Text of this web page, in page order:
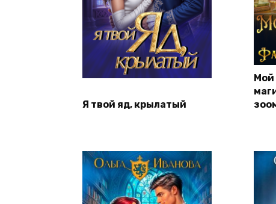
Я твой яд, крылатый